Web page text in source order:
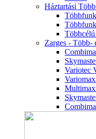
Háztartási
Többcélú
Zarges - Több-
Variotec